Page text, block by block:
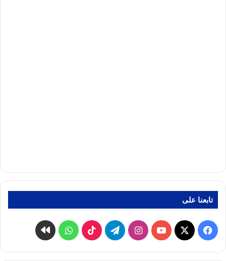
تابعنا على
فيسبوك
‫X
‫YouTubeانستقرامتيلقرام ‫TikTokواتسابكواى